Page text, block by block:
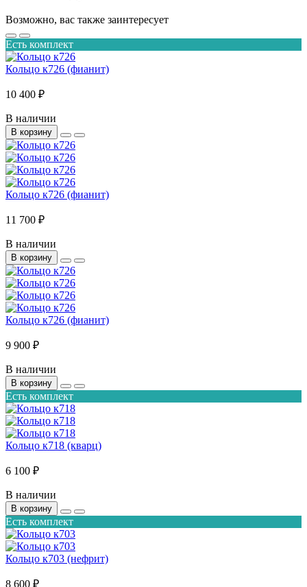
Возможно, вас также заинтересует
Есть комплект
Кольцо к726 (фианит)
10 400 ₽
В наличии
В корзину
Кольцо к726 (фианит)
11 700 ₽
В наличии
В корзину
Кольцо к726 (фианит)
9 900 ₽
В наличии
В корзину
Есть комплект
Кольцо к718 (кварц)
6 100 ₽
В наличии
В корзину
Есть комплект
Кольцо к703 (нефрит)
8 600 ₽